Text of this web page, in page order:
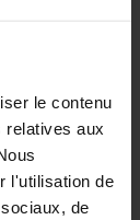
le contenu
relatives aux
l'utilisation de
de